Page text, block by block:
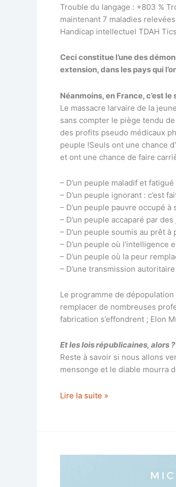
Trouble du langage : +803 %
maintenant 7 maladies
Handicap intellectuel TDAH Tics
Ceci constitue l’une des
extension, dans les pays qui
Néanmoins, en France, c’est
Le massacre larvaire de la
sans compter le piège tendu
des profits pseudo médicaux
peuple !Seuls ont une chance
et ont une chance de faire
– D’un peuple maladif et fatigué
– D’un peuple ignorant : c’est
– D’un peuple pauvre occupé à
– D’un peuple accaparé par
– D’un peuple soumis au prêt à
– D’un peuple où l’intelligence
– D’un peuple où la peur
– D’une transmission
Le programme de
remplacer de nombreuses
fabrication s’effondrent ; Elon
Et les lois républicaines, alors
Reste à savoir si nous allons
mensonge et le diable mourra
Amorce
France
Lire la suite »